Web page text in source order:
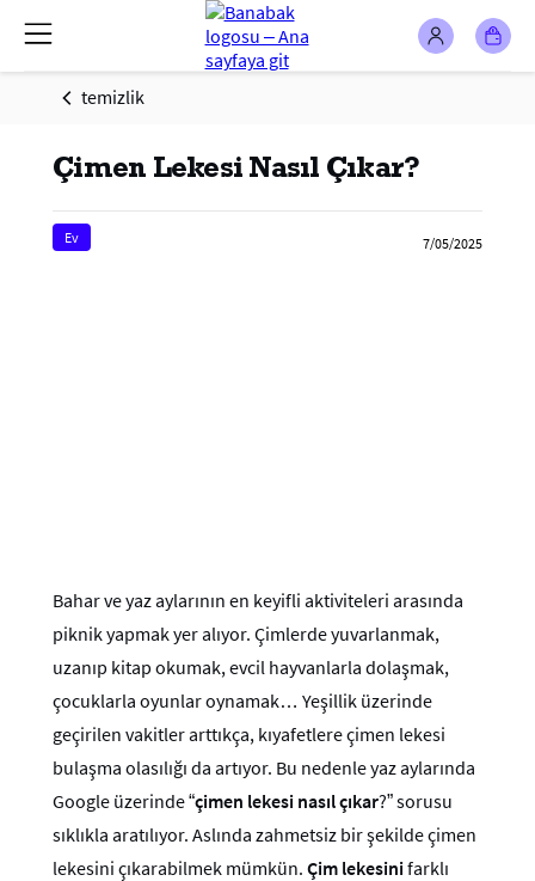
temizlik
Çimen Lekesi Nasıl Çıkar?
Ev 7/05/2025
Bahar ve yaz aylarının en keyifli aktiviteleri arasında
piknik yapmak yer alıyor. Çimlerde yuvarlanmak,
uzanıp kitap okumak, evcil hayvanlarla dolaşmak,
çocuklarla oyunlar oynamak… Yeşillik üzerinde
geçirilen vakitler arttıkça, kıyafetlere çimen lekesi
bulaşma olasılığı da artıyor. Bu nedenle yaz aylarında
Google üzerinde “çimen lekesi nasıl çıkar?” sorusu
sıklıkla aratılıyor. Aslında zahmetsiz bir şekilde çimen
lekesini çıkarabilmek mümkün. Çim lekesinifarklı